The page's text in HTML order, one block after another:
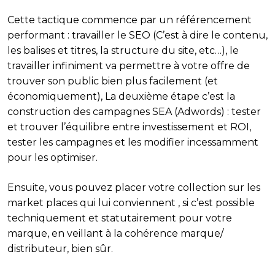
Cette tactique commence par un référencement
performant : travailler le SEO (C’est à dire le contenu,
les balises et titres, la structure du site, etc…), le
travailler infiniment va permettre à votre offre de
trouver son public bien plus facilement (et
économiquement), La deuxième étape c’est la
construction des campagnes SEA (Adwords) : tester
et trouver l’équilibre entre investissement et ROI,
tester les campagnes et les modifier incessamment
pour les optimiser.
Ensuite, vous pouvez placer votre collection sur les
market places qui lui conviennent , si c’est possible
techniquement et statutairement pour votre
marque, en veillant à la cohérence marque/
distributeur, bien sûr.